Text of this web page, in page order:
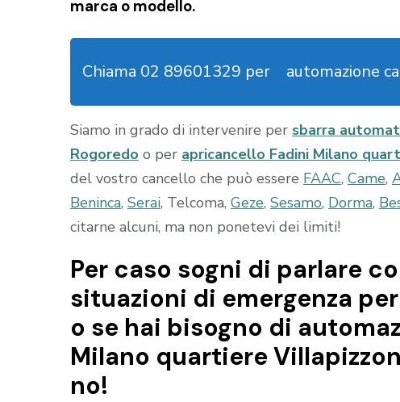
marca o modello.
Chiama 02 89601329 per automazione
Siamo in grado di intervenire per sbarra
Rogoredo o per apricancello Fadini Milano
del vostro cancello che può essere FAAC, Came,
Beninca, Serai, Telcoma, Geze, Sesamo, Dorma,
citarne alcuni, ma non ponetevi dei limiti!
Per caso sogni di parlare
situazioni di emergenza
o se hai bisogno di
Milano quartiere
no!